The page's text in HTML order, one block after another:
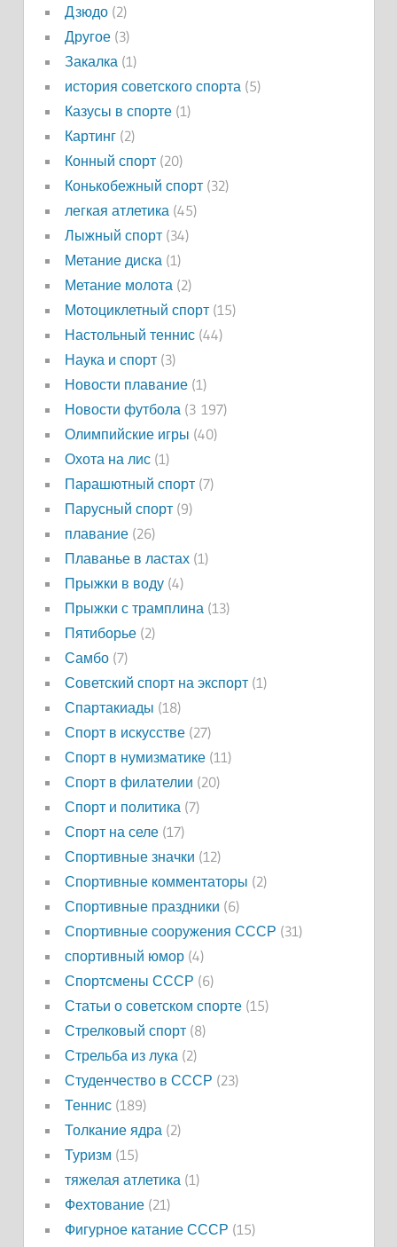
Дзюдо(2)
Другое(3)
Закалка (1)
история советского спорта (5)
Казусы в спорте(1)
Картинг(2)
Конный спорт(20)
Конькобежный спорт(32)
легкая атлетика (45)
Лыжный спорт(34)
Метание диска (1)
Метание молота (2)
Мотоциклетный спорт(15)
Настольный теннис(44)
Наука и спорт(3)
Новости плавание(1)
Новости футбола (3 197)
Олимпийские игры (40)
Охота на лис(1)
Парашютный спорт(7)
Парусный спорт(9)
плавание(26)
Плаванье в ластах(1)
Прыжки в воду(4)
Прыжки с трамплина (13)
Пятиборье(2)
Самбо(7)
Советский спорт на экспорт(1)
Спартакиады (18)
Спорт в искусстве(27)
Спорт в нумизматике(11)
Спорт в филателии (20)
Спорт и политика (7)
Спорт на селе(17)
Спортивные значки (12)
Спортивные комментаторы (2)
Спортивные праздники (6)
Спортивные сооружения СССР (31)
спортивный юмор(4)
Спортсмены СССР (6)
Статьи о советском спорте(15)
Стрелковый спорт(8)
Стрельба из лука (2)
Студенчество в СССР (23)
Теннис(189)
Толкание ядра (2)
Туризм (15)
тяжелая атлетика (1)
Фехтование(21)
Фигурное катание СССР (15)